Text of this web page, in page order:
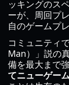
ッキングのス
ーが、周回プ
自のゲームプ
コミュニティ
Man）」説の
備を最大まで
てニューゲー